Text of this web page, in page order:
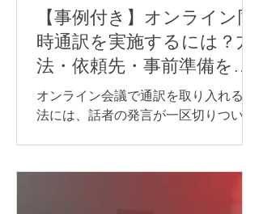
【事例付き】オンライン同
時通訳を実施するには？方
法・依頼先・事前準備を紹
介
オンライン会議で通訳を取り入れる方
法には、話者の発言が一区切りついて
逐次通訳は、少人数の商談や打ち合わ